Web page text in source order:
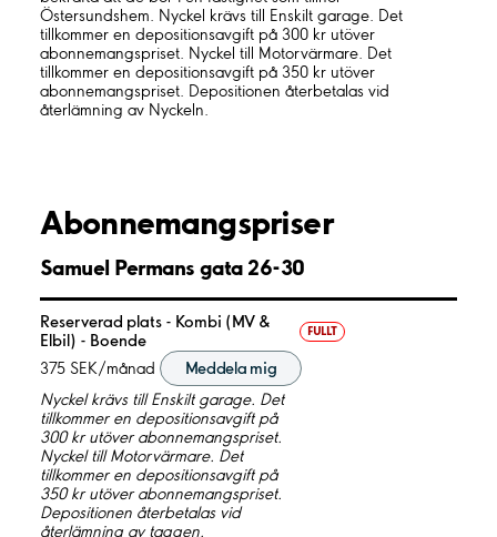
Östersundshem. Nyckel krävs till Enskilt garage. Det
tillkommer en depositionsavgift på 300 kr utöver
abonnemangspriset. Nyckel till Motorvärmare. Det
tillkommer en depositionsavgift på 350 kr utöver
abonnemangspriset. Depositionen återbetalas vid
återlämning av Nyckeln.
Abonnemangspriser
Samuel Permans gata 26-30
Reserverad plats - Kombi (MV &
Elbil) - Boende
FULLT
375 SEK/månad
Meddela mig
Nyckel krävs till Enskilt garage. Det
tillkommer en depositionsavgift på
300 kr utöver abonnemangspriset.
Nyckel till Motorvärmare. Det
tillkommer en depositionsavgift på
350 kr utöver abonnemangspriset.
Depositionen återbetalas vid
återlämning av taggen.